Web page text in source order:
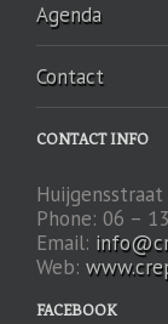
Agenda
Contact
CONTACT INFO
Phone: 06 –
Email:
Web:
FACEBOOK